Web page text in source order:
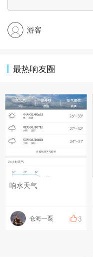
游客
最热响友圈
响水天气
仓海一粟 3